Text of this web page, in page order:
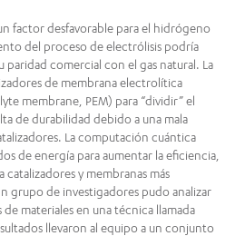
factor desfavorable para el hidrógeno
del proceso de electrólisis podría
paridad comercial con el gas natural. La
de membrana electrolítica
membrane, PEM) para “dividir” el
de durabilidad debido a una mala
La computación cuántica
de energía para aumentar la eficiencia,
y membranas más
grupo de investigadores pudo analizar
materiales en una técnica llamada
llevaron al equipo a un conjunto